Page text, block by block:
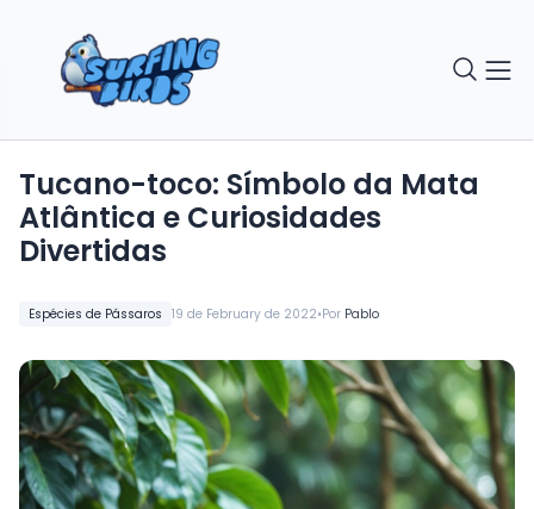
Espécies de Pássaros 19 de February de 2022•Por Pablo
Tucano-toco: Símbolo da Mata
Atlântica e Curiosidades
Divertidas